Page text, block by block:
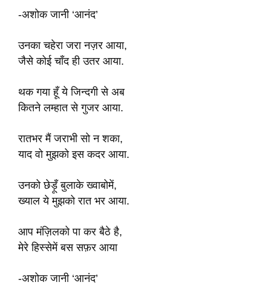
-अशोक जानी ‘आनंद’
उनका चहेरा जरा नज़र आया,
जैसे कोई चाँद ही उतर आया.
थक गया हूँ ये जिन्दगी से अब
कितने लम्हात से गुजर आया.
रातभर मैं जराभी सो न शका,
याद वो मुझको इस कदर आया.
उनको छेड़ूँ बुलाके ख्वाबोमें,
ख्याल ये मुझको रात भर आया.
आप मंज़िलको पा कर बैठे है,
मेरे हिस्सेमें बस सफ़र आया
-अशोक जानी ‘आनंद’